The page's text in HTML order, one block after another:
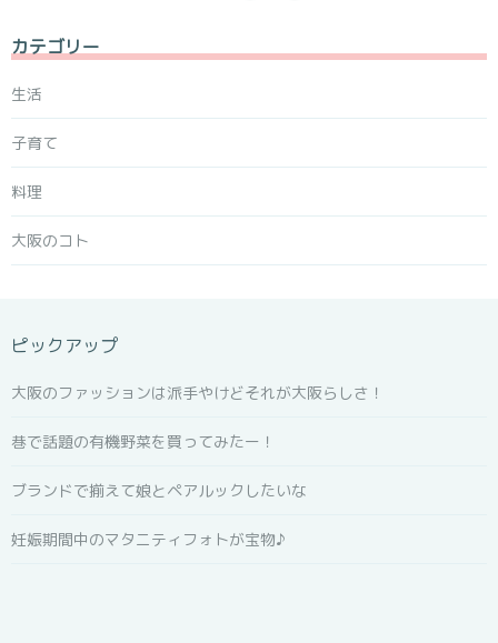
カテゴリー
生活
子育て
料理
大阪のコト
ピックアップ
大阪のファッションは派手やけどそれが大阪らしさ！
巷で話題の有機野菜を買ってみたー！
ブランドで揃えて娘とペアルックしたいな
妊娠期間中のマタニティフォトが宝物♪